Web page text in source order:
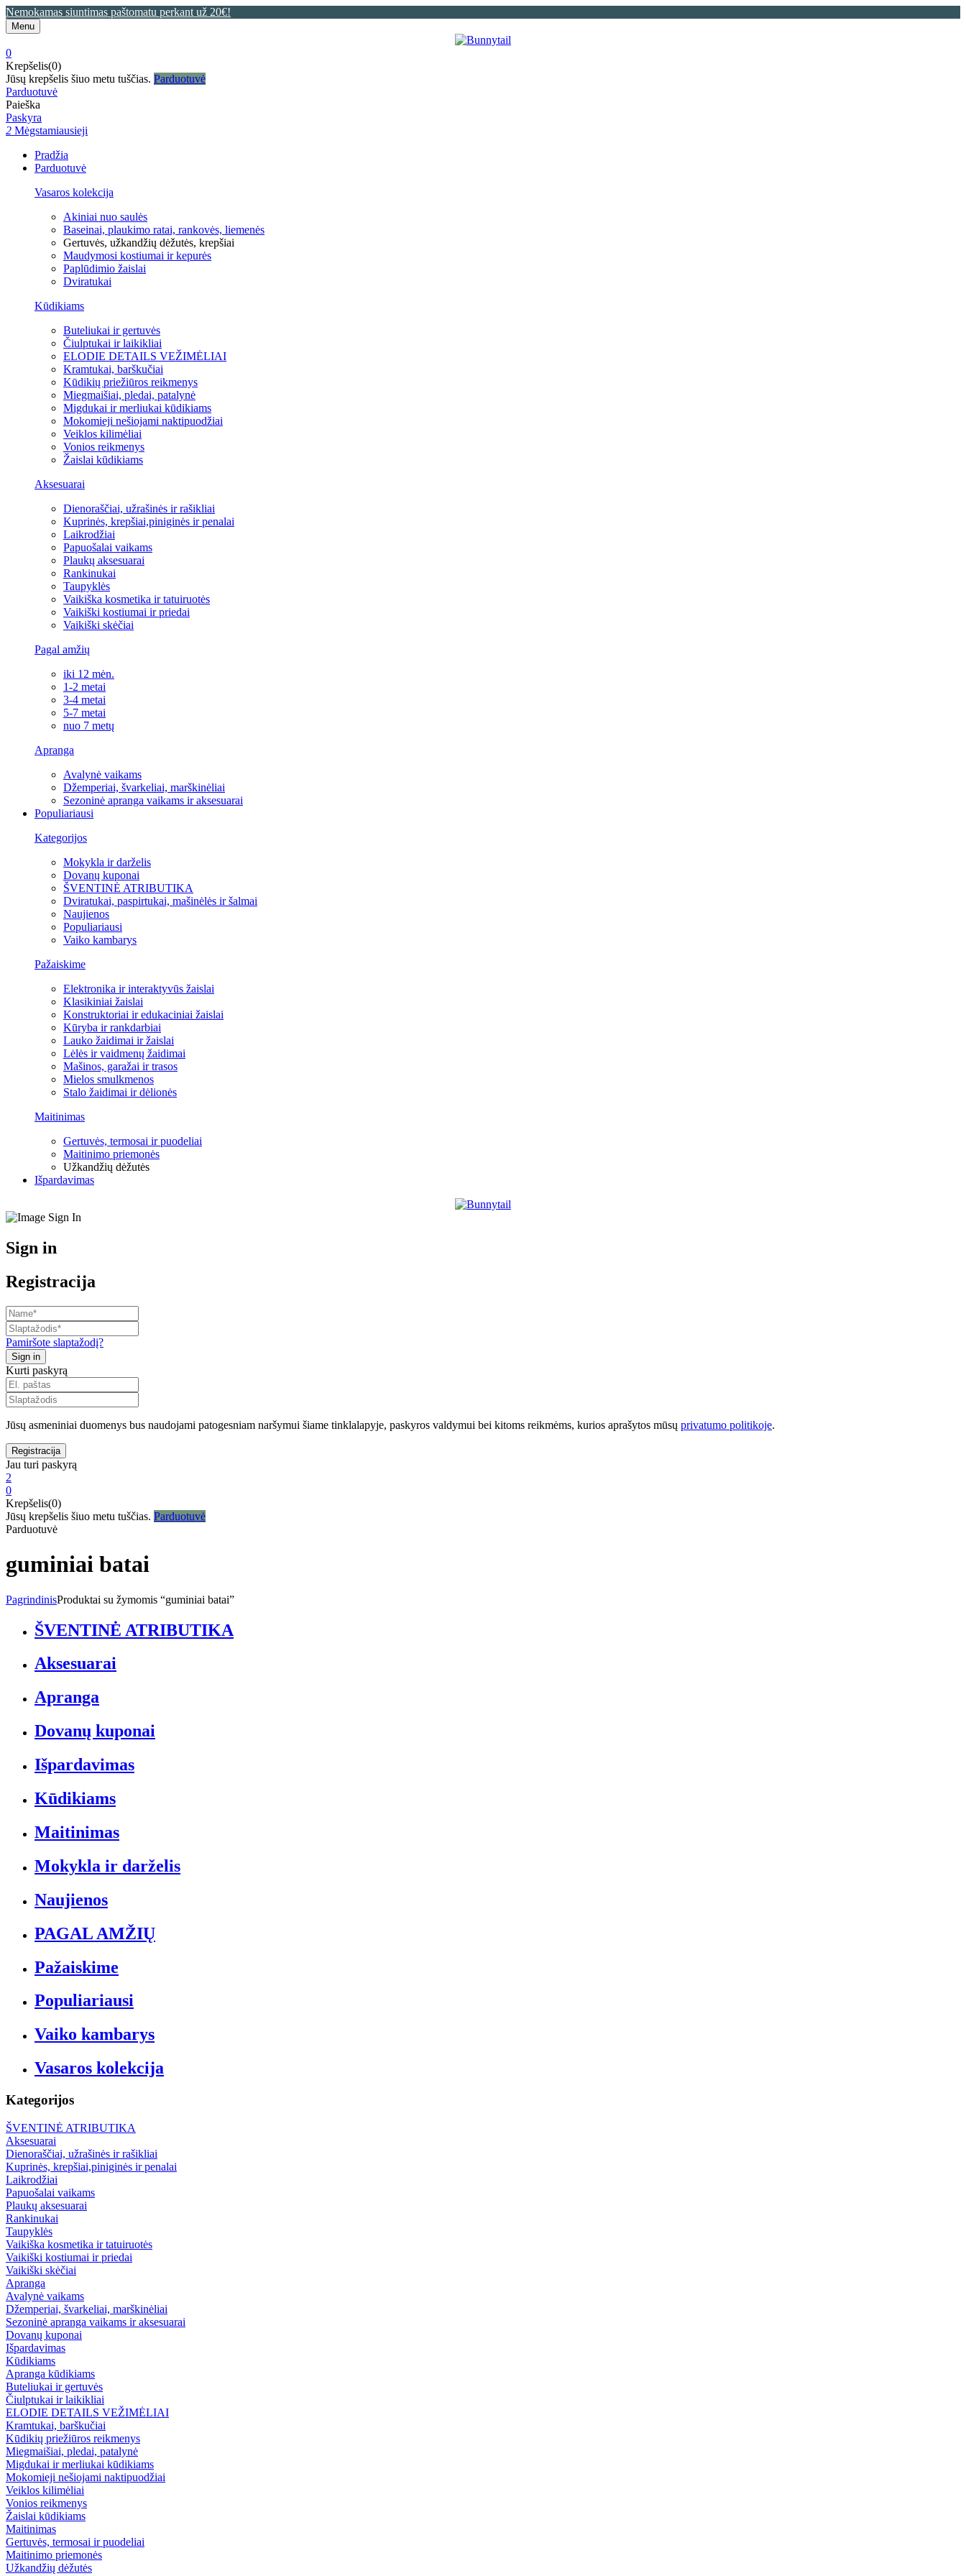
Nemokamas siuntimas paštomatu perkant už 20€!
Menu
0
Krepšelis(0)
Jūsų krepšelis šiuo metu tuščias. Parduotuvė
Parduotuvė
Paieška
Paskyra
2 Mėgstamiausieji
Pradžia
Parduotuvė
Vasaros kolekcija
Akiniai nuo saulės
Baseinai, plaukimo ratai, rankovės, liemenės
Gertuvės, užkandžių dėžutės, krepšiai
Maudymosi kostiumai ir kepurės
Paplūdimio žaislai
Dviratukai
Kūdikiams
Buteliukai ir gertuvės
Čiulptukai ir laikikliai
ELODIE DETAILS VEŽIMĖLIAI
Kramtukai, barškučiai
Kūdikių priežiūros reikmenys
Miegmaišiai, pledai, patalynė
Migdukai ir merliukai kūdikiams
Mokomieji nešiojami naktipuodžiai
Veiklos kilimėliai
Vonios reikmenys
Žaislai kūdikiams
Aksesuarai
Dienoraščiai, užrašinės ir rašikliai
Kuprinės, krepšiai,piniginės ir penalai
Laikrodžiai
Papuošalai vaikams
Plaukų aksesuarai
Rankinukai
Taupyklės
Vaikiška kosmetika ir tatuiruotės
Vaikiški kostiumai ir priedai
Vaikiški skėčiai
Pagal amžių
iki 12 mėn.
1-2 metai
3-4 metai
5-7 metai
nuo 7 metų
Apranga
Avalynė vaikams
Džemperiai, švarkeliai, marškinėliai
Sezoninė apranga vaikams ir aksesuarai
Populiariausi
Kategorijos
Mokykla ir darželis
Dovanų kuponai
ŠVENTINĖ ATRIBUTIKA
Dviratukai, paspirtukai, mašinėlės ir šalmai
Naujienos
Populiariausi
Vaiko kambarys
Pažaiskime
Elektronika ir interaktyvūs žaislai
Klasikiniai žaislai
Konstruktoriai ir edukaciniai žaislai
Kūryba ir rankdarbiai
Lauko žaidimai ir žaislai
Lėlės ir vaidmenų žaidimai
Mašinos, garažai ir trasos
Mielos smulkmenos
Stalo žaidimai ir dėlionės
Maitinimas
Gertuvės, termosai ir puodeliai
Maitinimo priemonės
Užkandžių dėžutės
Išpardavimas
Sign in
Registracija
Pamiršote slaptažodį?
Kurti paskyrą
Jūsų asmeniniai duomenys bus naudojami patogesniam naršymui šiame tinklalapyje, paskyros valdymui bei kitoms reikmėms, kurios aprašytos mūsų privatumo politikoje.
Jau turi paskyrą
2
0
Krepšelis(0)
Jūsų krepšelis šiuo metu tuščias. Parduotuvė
Parduotuvė
guminiai batai
PagrindinisProduktai su žymomis “guminiai batai”
ŠVENTINĖ ATRIBUTIKA
Aksesuarai
Apranga
Dovanų kuponai
Išpardavimas
Kūdikiams
Maitinimas
Mokykla ir darželis
Naujienos
PAGAL AMŽIŲ
Pažaiskime
Populiariausi
Vaiko kambarys
Vasaros kolekcija
Kategorijos
ŠVENTINĖ ATRIBUTIKA
Aksesuarai
Dienoraščiai, užrašinės ir rašikliai
Kuprinės, krepšiai,piniginės ir penalai
Laikrodžiai
Papuošalai vaikams
Plaukų aksesuarai
Rankinukai
Taupyklės
Vaikiška kosmetika ir tatuiruotės
Vaikiški kostiumai ir priedai
Vaikiški skėčiai
Apranga
Avalynė vaikams
Džemperiai, švarkeliai, marškinėliai
Sezoninė apranga vaikams ir aksesuarai
Dovanų kuponai
Išpardavimas
Kūdikiams
Apranga kūdikiams
Buteliukai ir gertuvės
Čiulptukai ir laikikliai
ELODIE DETAILS VEŽIMĖLIAI
Kramtukai, barškučiai
Kūdikių priežiūros reikmenys
Miegmaišiai, pledai, patalynė
Migdukai ir merliukai kūdikiams
Mokomieji nešiojami naktipuodžiai
Veiklos kilimėliai
Vonios reikmenys
Žaislai kūdikiams
Maitinimas
Gertuvės, termosai ir puodeliai
Maitinimo priemonės
Užkandžių dėžutės